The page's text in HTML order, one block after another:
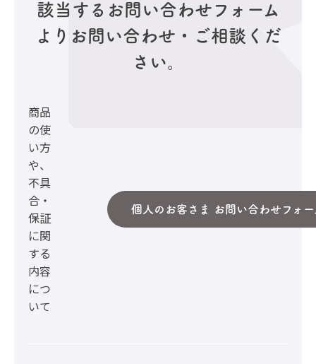
該当するお問い合わせフォーム
より お問い合わせ・ご相談くだ
さい。
商品
の使
い方
や、
不具
合・
保証
に関
する
内容
につ
いて
個人のお客さま お問い合わせフォー